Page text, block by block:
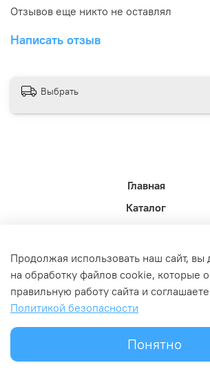
Отзывов еще никто не оставлял
Написать отзыв
Выбрать
Главная
Каталог
Доставка
Политика возврата
Связь с администрацией
Оферта и политика
Продолжая использовать наш сайт, вы
на обработку файлов cookie, которые
правильную работу сайта и
Политикой безопасности
Понятно